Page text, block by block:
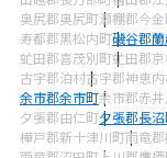
奥尻郡奥尻町瀬棚郡今
寿都郡黒松内町磯谷郡
虻田郡喜茂別町虻田郡
古宇郡泊村古宇郡神恵
余市郡余市町余市郡赤
夕張郡由仁町夕張郡長
樺戸郡新十津川町雨竜